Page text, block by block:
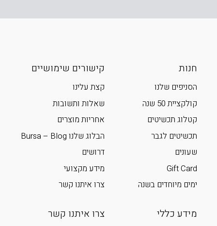
חנות
הסניפים שלנו
קולקציית 50 שנה
קטלוג תכשיטים
תכשיטים לגבר
שעונים
Gift Card
ימים מיוחדים בשנה
קישורים שימושיים
קצת עלינו
שאלות ותשובות
אחריות מוצרים
הבלוג שלנו Bursa – Blog
דרושים
מידע מקצועי
צרו איתנו קשר
מידע כללי צרו איתנו קשר